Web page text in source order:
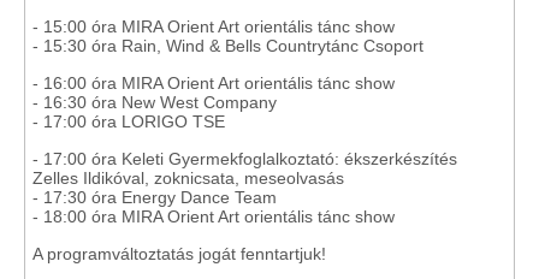
- 15:00 óra MIRA Orient Art orientális tánc show
- 15:30 óra Rain, Wind & Bells Countrytánc Csoport
- 16:00 óra MIRA Orient Art orientális tánc show
- 16:30 óra New West Company
- 17:00 óra LORIGO TSE
- 17:00 óra Keleti Gyermekfoglalkoztató: ékszerkészítés
Zelles Ildikóval, zoknicsata, meseolvasás
- 17:30 óra Energy Dance Team
- 18:00 óra MIRA Orient Art orientális tánc show
A programváltoztatás jogát fenntartjuk!